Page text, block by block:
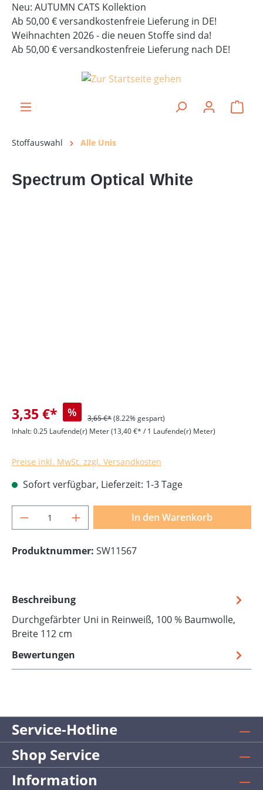
springen
Neu: AUTUMN CATS Kollektion
Ab 50,00 € versandkostenfreie Lieferung in DE!
Weihnachten 2026 - die neuen Stoffe sind da!
Ab 50,00 € versandkostenfreie Lieferung nach DE!
Stoffauswahl Alle Unis
Spectrum Optical White
3,35 €* % 3,65 €*(8.22% gespart)
Inhalt:0.25 Laufende(r) Meter(13,40 €* / 1 Laufende(r) Meter)
Preise inkl. MwSt. zzgl. Versandkosten
Sofort verfügbar, Lieferzeit: 1-3 Tage
Produkt Anzahl: Gib den gewünschten
In den Warenkorb
Produktnummer: SW11567
Beschreibung
Durchgefärbter Uni in Reinweiß, 100 % Baumwolle,
Breite 112 cm
Bewertungen
Service-Hotline
Shop Service
Information